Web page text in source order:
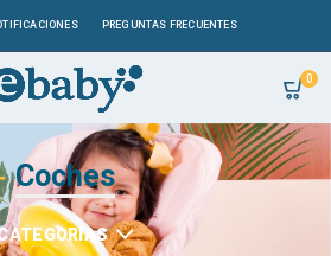
PREGUNTAS FRECUENTES
0
Coches